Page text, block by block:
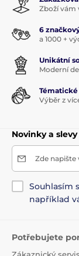
Zboží vám
6
a 1000 +
Unikátní
Moderní
Výběr z
Novinky a
Zde napište
Souhlasím
například
Potřebujete